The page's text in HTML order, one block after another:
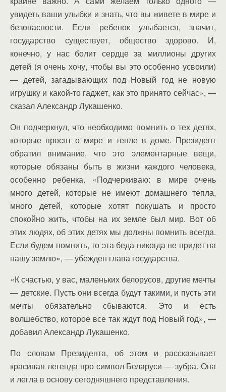
увидеть ваши улыбки и знать, что вы живете в мире и
безопасности. Если ребенок улыбается, значит,
государство существует, общество здорово. И,
конечно, у нас болит сердце за миллионы других
детей (я очень хочу, чтобы вы это особенно усвоили)
— детей, загадывающих под Новый год не новую
игрушку и какой-то гаджет, как это принято сейчас», —
сказал Александр Лукашенко.
Он подчеркнул, что необходимо помнить о тех детях,
которые просят о мире и тепле в доме. Президент
обратил внимание, что это элементарные вещи,
которые обязаны быть в жизни каждого человека,
особенно ребенка. «Подчеркиваю: в мире очень
много детей, которые не имеют домашнего тепла,
много детей, которые хотят покушать и просто
спокойно жить, чтобы на их земле был мир. Вот об
этих людях, об этих детях мы должны помнить всегда.
Если будем помнить, то эта беда никогда не придет на
нашу землю», — убежден глава государства.
«К счастью, у вас, маленьких белорусов, другие мечты
— детские. Пусть они всегда будут такими, и пусть эти
мечты обязательно сбываются. Это и есть
волшебство, которое все так ждут под Новый год», —
добавил Александр Лукашенко.
По словам Президента, об этом и рассказывает
красивая легенда про символ Беларуси — зубра. Она
и легла в основу сегодняшнего представления.